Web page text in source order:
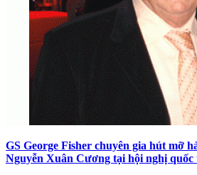
GS George Fisher chuyên gia hút mỡ
Nguyễn Xuân Cương tại hội nghị quốc